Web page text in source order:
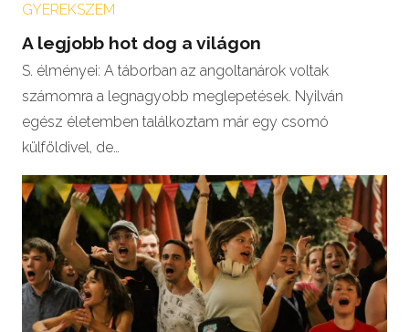
GYEREKSZEM
A legjobb hot dog a világon
S. élményei: A táborban az angoltanárok voltak
számomra a legnagyobb meglepetések. Nyilván
egész életemben találkoztam már egy csomó
külföldivel, de…